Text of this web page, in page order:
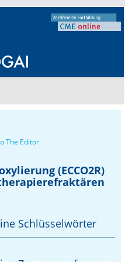
The Editor
(ECCO2R)
Schlüsselwörter